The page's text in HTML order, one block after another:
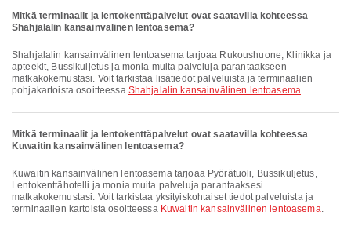
Mitkä terminaalit ja lentokenttäpalvelut ovat saatavilla kohteessa
Shahjalalin kansainvälinen lentoasema?
Shahjalalin kansainvälinen lentoasema tarjoaa Rukoushuone, Klinikka ja
apteekit, Bussikuljetus ja monia muita palveluja parantaakseen
matkakokemustasi. Voit tarkistaa lisätiedot palveluista ja terminaalien
pohjakartoista osoitteessa Shahjalalin kansainvälinen lentoasema.
Mitkä terminaalit ja lentokenttäpalvelut ovat saatavilla kohteessa
Kuwaitin kansainvälinen lentoasema?
Kuwaitin kansainvälinen lentoasema tarjoaa Pyörätuoli, Bussikuljetus,
Lentokenttähotelli ja monia muita palveluja parantaaksesi
matkakokemustasi. Voit tarkistaa yksityiskohtaiset tiedot palveluista ja
terminaalien kartoista osoitteessa Kuwaitin kansainvälinen lentoasema.